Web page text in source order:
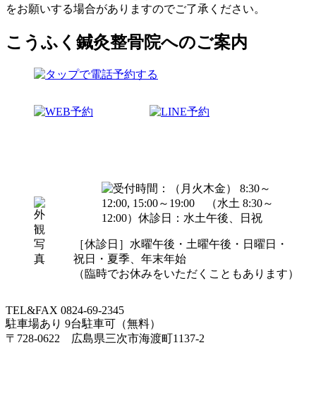
をお願いする場合がありますのでご了承ください。
こうふく鍼灸整骨院へのご案内
［休診日］水曜午後・土曜午後・日曜日・
祝日・夏季、年末年始
（臨時でお休みをいただくこともあります）
TEL&FAX 0824-69-2345
駐車場あり 9台駐車可（無料）
〒728-0622 広島県三次市海渡町1137-2